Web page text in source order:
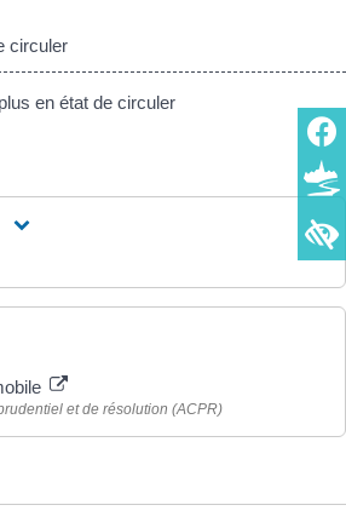
circuler
en état de circuler
et de résolution (ACPR)